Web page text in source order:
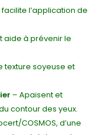
l’application de
aide à prévenir le
texture soyeuse et
– Apaisent et
contour des yeux.
COSMOS, d’une